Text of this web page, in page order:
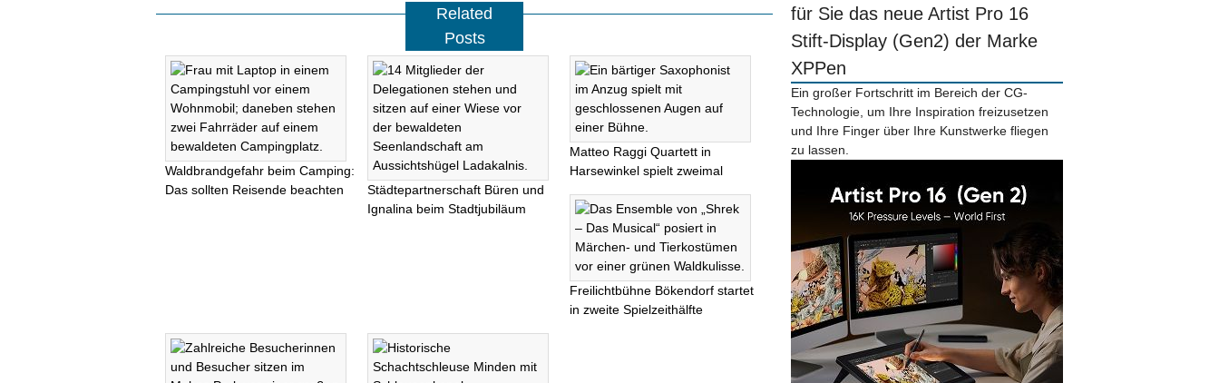
Related
Posts
Waldbrandgefahr beim Camping:
Das sollten Reisende beachten
Städtepartnerschaft Büren und
Ignalina beim Stadtjubiläum
Matteo Raggi Quartett in
Harsewinkel spielt zweimal
Freilichtbühne Bökendorf startet
in zweite Spielzeithälfte
für Sie das neue Artist Pro 16
Stift-Display (Gen2) der Marke
XPPen
Ein großer Fortschritt im Bereich der CG-
Technologie, um Ihre Inspiration freizusetzen
und Ihre Finger über Ihre Kunstwerke fliegen
zu lassen.